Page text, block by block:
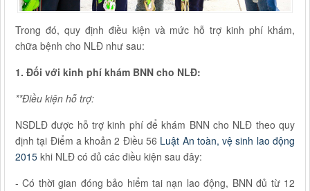
Trong đó, quy định điều kiện và mức hỗ trợ kinh phí khám,
chữa bệnh cho NLĐ như sau:
1. Đối với kinh phí khám BNN cho NLĐ:
**Điều kiện hỗ trợ:
NSDLĐ được hỗ trợ kinh phí để khám BNN cho NLĐ theo quy
định tại Điểm a khoản 2 Điều 56 Luật An toàn, vệ sinh lao động
2015 khi NLĐ có đủ các điều kiện sau đây:
- Có thời gian đóng bảo hiểm tai nạn lao động, BNN đủ từ 12